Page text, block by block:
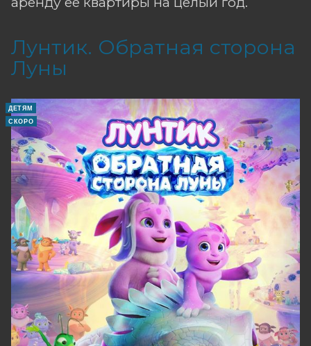
Лунтик. Обратная сторона
Луны
ДЕТЯМ
СКОРО